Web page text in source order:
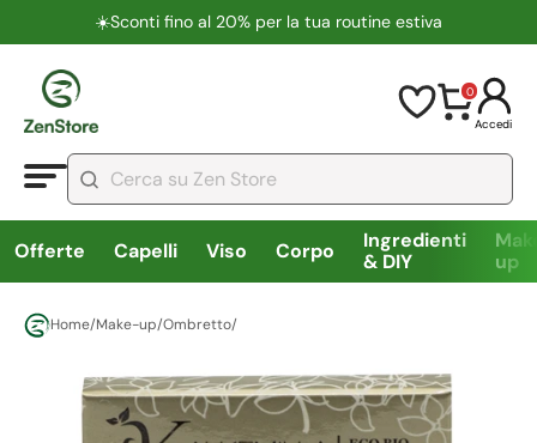
☀️​Sconti fino al 20% per la tua routine estiva
0
Accedi
Offerte Capelli Viso Corpo
Ingredienti
& DIY
up
Home/Make-up/Ombretto/